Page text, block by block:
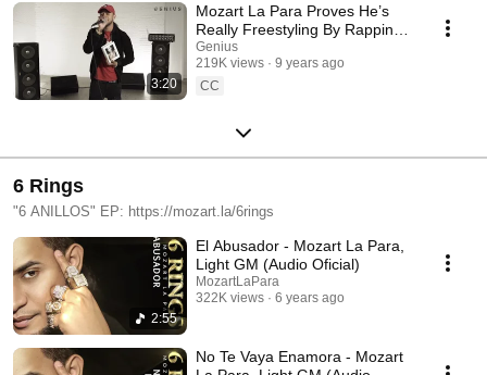
3:20
Mozart La Para Proves He’s
Really Freestyling By Rapping
About Random Objects |
Genius Freestyle
Genius
219K views
9 years ago
CC
6 Rings
"6 ANILLOS" EP: https://mozart.la/6rings
2:55
El Abusador - Mozart La Para,
Light GM (Audio Oficial)
MozartLaPara
322K views
6 years ago
No Te Vaya Enamora - Mozart